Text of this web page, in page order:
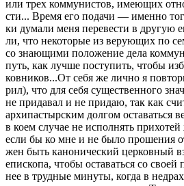
или трех ком­му­ни­стов, име­ю­щих
сти... Вре­мя его по­да­чи — имен­но
ки ду­ма­ли ме­ня пе­ре­ве­сти в дру­гую
ли, что неко­то­рые из ве­ру­ю­щих по
со зна­ю­щи­ми по­ло­же­ние де­ла
путь, как луч­ше по­сту­пить, чтобы
ков­ни­ков...От се­бя же лич­но я
рил), что для се­бя су­ще­ствен­но­го
не при­да­вал и не при­даю, так как
ар­хи­пас­тыр­ским дол­гом оста­вать­ся
в ко­ем слу­чае не ис­пол­нять
ес­ли бы ко мне и не бы­ло про­ше­ния
жен быть ка­но­ни­че­ский цер­ков­ный
епи­ско­па, чтобы оста­вать­ся со сво­ей
нее в труд­ные ми­ну­ты, ко­гда в